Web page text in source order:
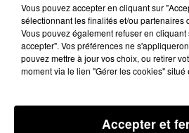
lors d’un contrôle routier. Les
placés en garde à vue. Le
entre les mains de la police. Le
en liberté. Le suspect n°1
Vous pouvez accepter en cliquant sur
sélectionnant les finalités et/ou partenaires
Vous pouvez également refuser en
accepter". Vos préférences ne
pouvez mettre à jour vos choix, ou retirer
moment via le lien "Gérer les cookies"
Accepter et